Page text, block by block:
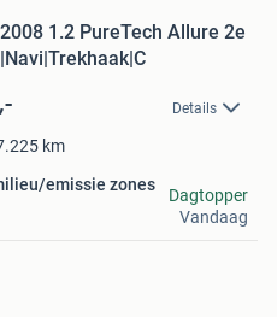
1.2 PureTech Allure 2e
Details
km
emissie zones
Dagtopper
Vandaag